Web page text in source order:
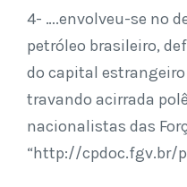
4- ….envolveu-se no
petróleo brasileiro,
do capital
travando acirrada
nacionalistas das
“http://cpdoc.fgv.br/